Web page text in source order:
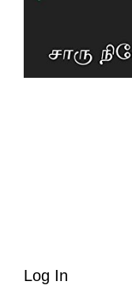
Log In